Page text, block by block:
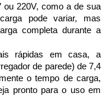
ou 220V, como a de sua
pode variar, mas
completa durante a
rápidas em casa, a
de parede) de 7,4
o tempo de carga,
pronto para o uso em